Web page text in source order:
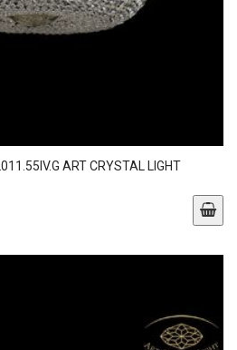
ART CRYSTAL LIGHT